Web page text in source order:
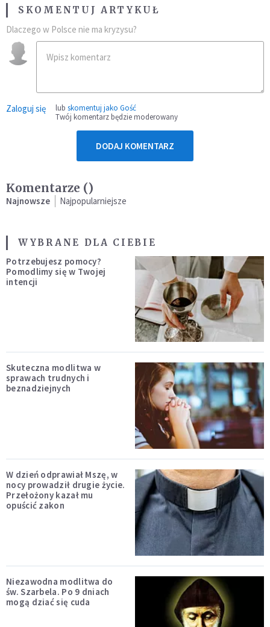
SKOMENTUJ ARTYKUŁ
Dlaczego w Polsce nie ma kryzysu?
Zaloguj się lub skomentuj jako Gość
Twój komentarz będzie moderowany
DODAJ KOMENTARZ
Komentarze ()
Najnowsze Najpopularniejsze
WYBRANE DLA CIEBIE
Potrzebujesz pomocy?
Pomodlimy się w Twojej
intencji
Skuteczna modlitwa w
sprawach trudnych i
beznadziejnych
W dzień odprawiał Mszę, w
nocy prowadził drugie życie.
Przełożony kazał mu
opuścić zakon
Niezawodna modlitwa do
św. Szarbela. Po 9 dniach
mogą dziać się cuda